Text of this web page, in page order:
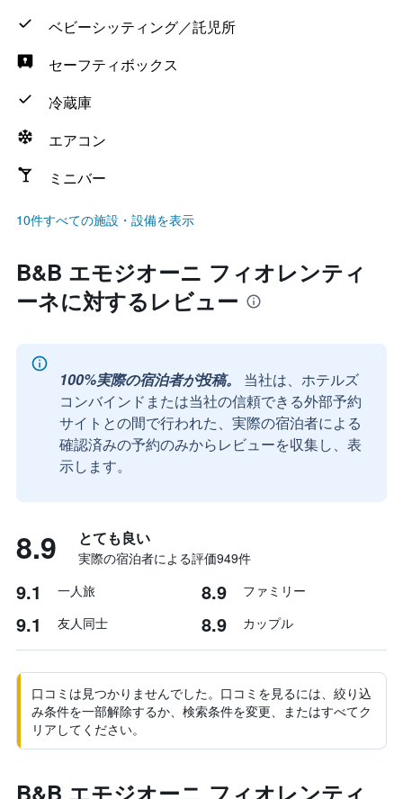
ベビーシッティング／託児所
セーフティボックス
冷蔵庫
エアコン
ミニバー
10件すべての施設・設備を表示
B&B エモジオーニ フィオレンティ
ーネに対するレビュー
100%実際の宿泊者が投稿。
当社は、ホテルズ
コンバインドまたは当社の信頼できる外部予約
サイトとの間で行われた、実際の宿泊者による
確認済みの予約のみからレビューを収集し、表
示します。
8.9 とても良い
実際の宿泊者による評価949​件
9.1 一人旅 8.9 ファミリー
9.1 友人同士 8.9 カップル
口コミは見つかりませんでした。口コミを見るには、絞り込
み条件を一部解除するか、検索条件を変更、またはすべてク
リアしてください。
B&B エモジオーニ フィオレンティ